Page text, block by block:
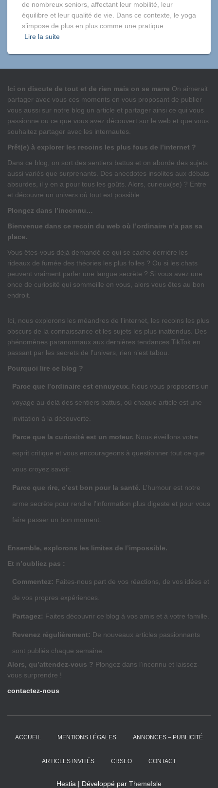
de nombreux seniors, affectant leur mobilité, leur
équilibre et leur qualité de vie. Dans ce contexte, le yoga
s’impose de plus en plus comme une pratique
Lire la suite
Ici on discute de tout et de rien mais on se marre On aimerait
partager avec vous ces moments en vous proposant de publier
vous aussi sur notre blog un article et partager ainsi ce qui vous
passionne ou ce que vous avez découvert sur le web et que vous
souhaitez partager avec les internautes.
Prêt(e) à explorer les recoins les plus fous de l’internet ?
Dans ce blog, on sort des sentiers battus et on aborde des sujets
aussi variés que surprenants. Des anecdotes insolites aux débats
absurdes, il y en a pour tous les goûts. Alors, curieux(se) ? Entre
et découvre un univers où tout est possible.
Plongez dans l’inconnu…
Bienvenue dans ce recoin du web où l’ordinaire n’a pas sa
place.
Vous êtes-vous déjà demandé ce qui se cache derrière les
rideaux de fumée des théories les plus folles ? Ou si les chats
peuvent vraiment parler une langue secrète ? Si vous avez une
once de curiosité qui sommeille en vous, alors vous êtes au bon
endroit.
Ici, nous explorons les méandres de l’internet, les recoins les plus
obscurs de la connaissance et les sujets les plus inattendus. Des
phénomènes paranormaux aux dernières tendances TikTok en
passant par les secrets de l’univers, rien n’est tabou.
Pourquoi lire ce blog ?
Parce que l’ordinaire est ennuyeux. Nous vous proposons un
voyage au-delà des sentiers battus, où chaque article est une
invitation à la découverte.
Parce que la curiosité est un moteur. Nous éveillons votre
esprit critique et vous encourageons à questionner tout ce que
vous croyez savoir.
Parce que rire, c’est bon pour la santé. L’humour est notre
arme secrète pour rendre l’information plus digeste et pour vous
faire passer un bon moment.
Ensemble, explorons les limites de l’impossible.
Et n’oubliez pas :
Commentez: Faites-nous part de vos réactions, de vos idées et
de vos propres expériences.
Partagez: Faites découvrir ce blog à vos amis et à votre famille.
Revenez régulièrement: De nouveaux articles passionnants
sont publiés chaque semaine.
Alors, qu’attendez-vous ? Plongez dans l’inconnu et laissez-
vous surprendre !
contactez-nous
ACCUEIL MENTIONS LÉGALES ANNONCES – PUBLICITÉ
ARTICLES INVITÉS CRSEO CONTACT
Hestia | Développé par ThemeIsle